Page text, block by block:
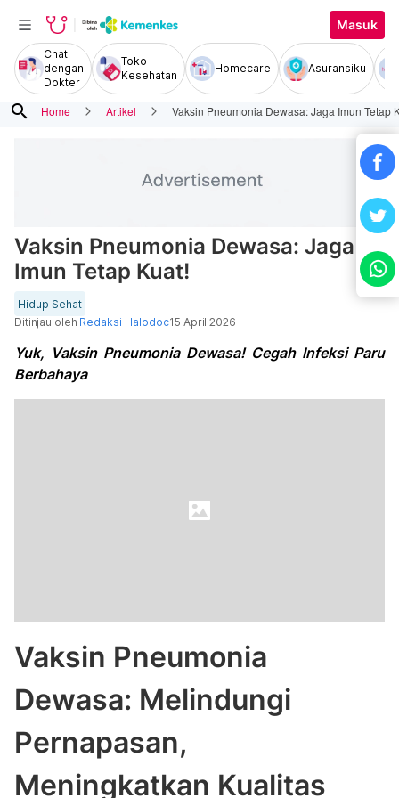
Masuk
Chat
dengan
Dokter
Toko
Kesehatan
Homecare Asuransiku
search Home Artikel Vaksin Pneumonia Dewasa: Jaga Imun Tetap
Vaksin Pneumonia Dewasa: Jaga
Imun Tetap Kuat!
Hidup Sehat
Ditinjau oleh Redaksi Halodoc15 April 2026
Yuk, Vaksin Pneumonia Dewasa! Cegah Infeksi Paru
Berbahaya
Vaksin Pneumonia
Dewasa: Melindungi
Pernapasan,
Meningkatkan Kualitas